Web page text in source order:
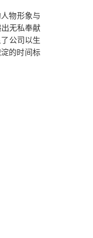
物形象与
无私奉献
公司以生
的时间标